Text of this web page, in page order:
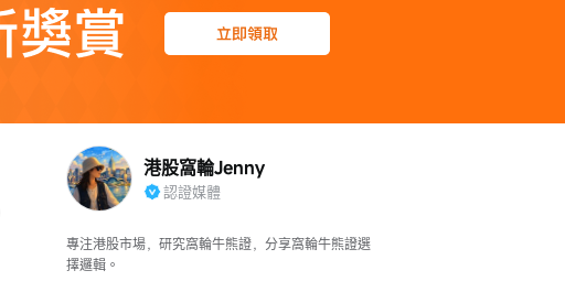
港股窩輪Jenny
認證媒體
專注港股市場，研究窩輪牛熊證，分享窩輪牛熊證選
擇邏輯。